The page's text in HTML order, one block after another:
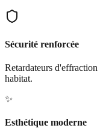
Sécurité renforcée
Retardateurs
habitat.
✨
Esthétique moderne